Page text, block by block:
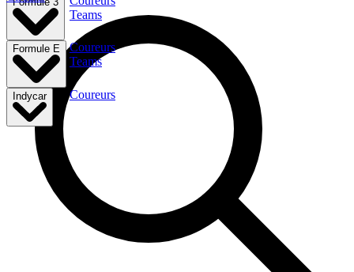
Teams
Formule E
Coureurs
Teams
Indycar Coureurs